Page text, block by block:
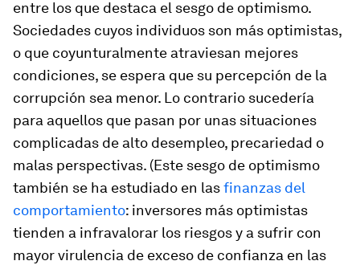
entre los que destaca el sesgo de optimismo.
Sociedades cuyos individuos son más optimistas,
o que coyunturalmente atraviesan mejores
condiciones, se espera que su percepción de la
corrupción sea menor. Lo contrario sucedería
para aquellos que pasan por unas situaciones
complicadas de alto desempleo, precariedad o
malas perspectivas. (Este sesgo de optimismo
también se ha estudiado en lasfinanzas del
comportamiento: inversores más optimistas
tienden a infravalorar los riesgos y a sufrir con
mayor virulencia de exceso de confianza en las